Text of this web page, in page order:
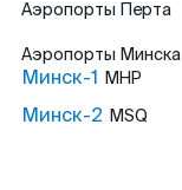
Аэропорты Перта
Аэропорты Минска
Минск-1 MHP
Минск-2 MSQ